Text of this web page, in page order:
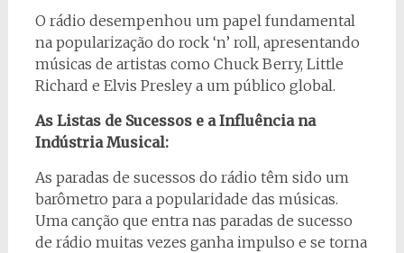
O rádio desempenhou um papel fundamental
na popularização do rock ‘n’ roll, apresentando
músicas de artistas como Chuck Berry, Little
Richard e Elvis Presley a um público global.
As Listas de Sucessos e a Influência na
Indústria Musical:
As paradas de sucessos do rádio têm sido um
barômetro para a popularidade das músicas.
Uma canção que entra nas paradas de sucesso
de rádio muitas vezes ganha impulso e se torna